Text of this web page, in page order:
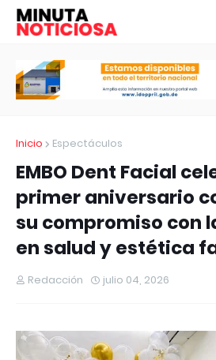
Inicio Espectáculos
EMBO Dent Facial
primer aniversario
su compromiso con
en salud y estética
Redacción julio 04, 2026